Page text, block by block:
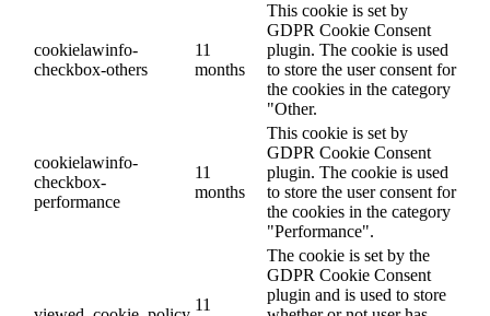
cookielawinfo-
checkbox-others
11
months
This cookie is set by
GDPR Cookie Consent
plugin. The cookie is used
to store the user consent for
the cookies in the category
"Other.
cookielawinfo-
checkbox-
performance
11
months
This cookie is set by
GDPR Cookie Consent
plugin. The cookie is used
to store the user consent for
the cookies in the category
"Performance".
11
The cookie is set by the
GDPR Cookie Consent
plugin and is used to store